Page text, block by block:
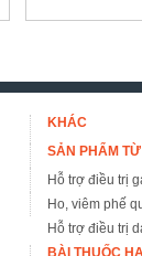
KHÁC
SẢN PHẨM
Hỗ trợ điều trị
Ho, viêm phế
Hỗ trợ điều trị
BÀI THUỐC